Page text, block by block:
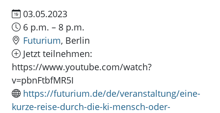
03.05.2023
6 p.m. – 8 p.m.
Futurium, Berlin
Jetzt teilnehmen:
https://www.youtube.com/watch?
v=pbnFtbfMR5I
https://futurium.de/de/veranstaltung/eine-
kurze-reise-durch-die-ki-mensch-oder-